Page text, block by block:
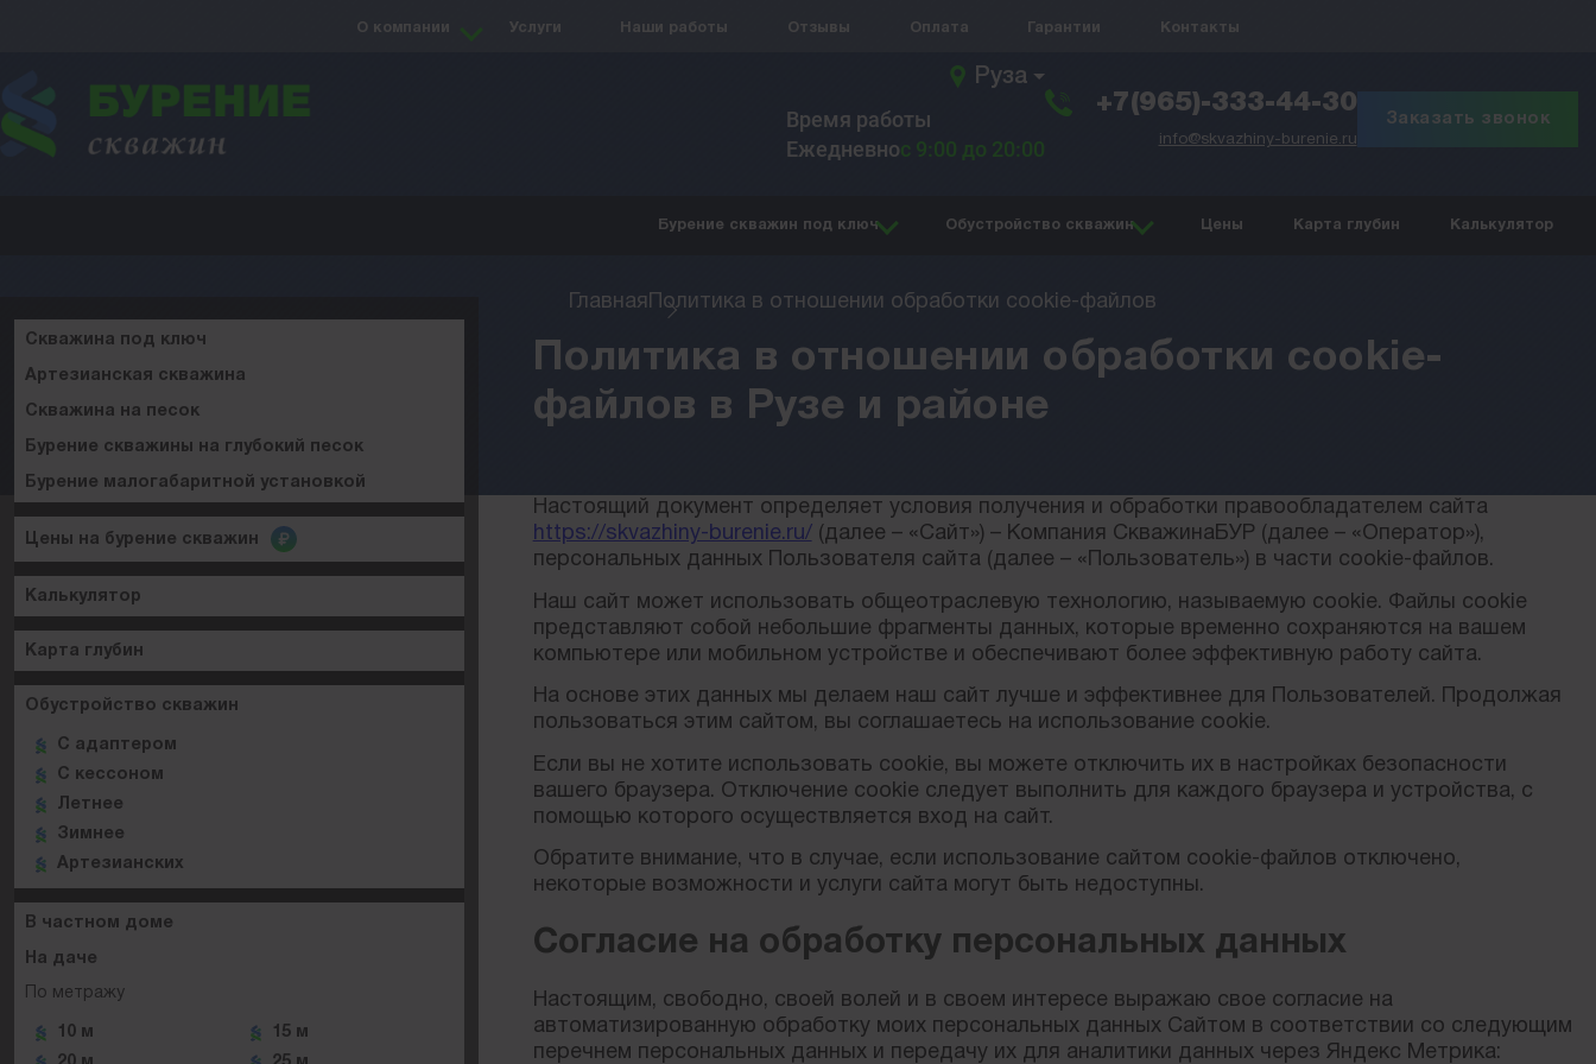
О компании Услуги Наши работы Отзывы Оплата Гарантии Контакты
Руза
Время работы
Ежедневнос 9:00 до 20:00
+7(965)-333-44-30
info@skvazhiny-burenie.ru
Заказать звонок
Бурение скважин под ключ Обустройство скважин Цены Карта глубин Калькулятор
Скважина под ключ
Артезианская скважина
Скважина на песок
Бурение скважины на глубокий песок
Бурение малогабаритной установкой
Цены на бурение скважин
Калькулятор
Карта глубин
Обустройство скважин
C адаптером
C кессоном
Летнее
Зимнее
Артезианских
В частном доме
На даче
По метражу
10 м
15 м
Главная Политика в отношении обработки cookie-файлов
Политика в отношении обработки cookie-
файлов в Рузе и районе
Настоящий документ определяет условия получения и обработки правообладателем сайта
https://skvazhiny-burenie.ru/ (далее – «Сайт») – Компания СкважинаБУР (далее – «Оператор»),
персональных данных Пользователя сайта (далее – «Пользователь») в части cookie-файлов.
Наш сайт может использовать общеотраслевую технологию, называемую cookie. Файлы cookie
представляют собой небольшие фрагменты данных, которые временно сохраняются на вашем
компьютере или мобильном устройстве и обеспечивают более эффективную работу сайта.
На основе этих данных мы делаем наш сайт лучше и эффективнее для Пользователей. Продолжая
пользоваться этим сайтом, вы соглашаетесь на использование cookie.
Если вы не хотите использовать cookie, вы можете отключить их в настройках безопасности
вашего браузера. Отключение cookie следует выполнить для каждого браузера и устройства, с
помощью которого осуществляется вход на сайт.
Обратите внимание, что в случае, если использование сайтом cookie-файлов отключено,
некоторые возможности и услуги сайта могут быть недоступны.
Согласие на обработку персональных данных
Настоящим, свободно, своей волей и в своем интересе выражаю свое согласие на
автоматизированную обработку моих персональных данных Сайтом в соответствии со следующим
перечнем персональных данных и передачу их для аналитики данных через Яндекс Метрика: